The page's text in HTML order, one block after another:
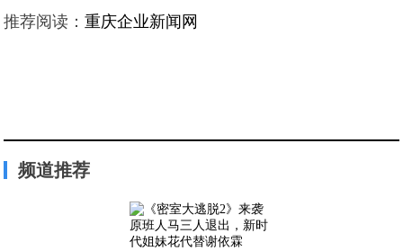
推荐阅读：重庆企业新闻网
频道推荐